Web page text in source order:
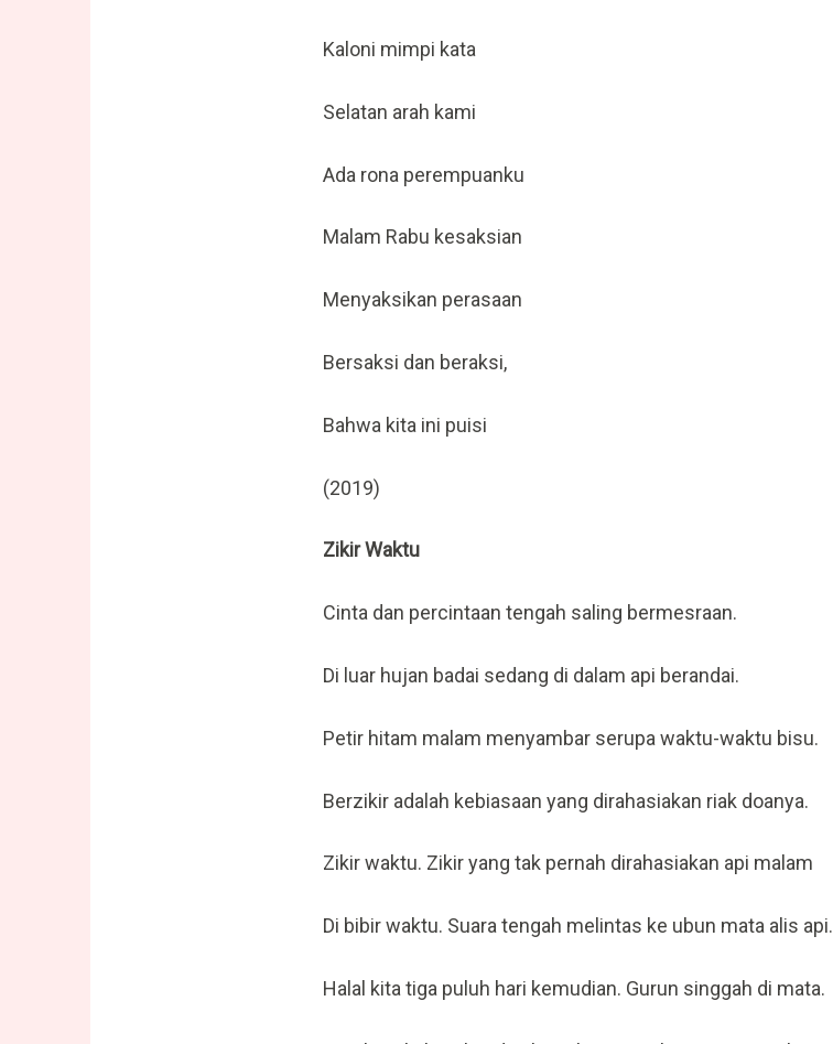
Kaloni mimpi kata
Selatan arah kami
Ada rona perempuanku
Malam Rabu kesaksian
Menyaksikan perasaan
Bersaksi dan beraksi,
Bahwa kita ini puisi
(2019)
Zikir Waktu
Cinta dan percintaan tengah saling bermesraan.
Di luar hujan badai sedang di dalam api berandai.
Petir hitam malam menyambar serupa waktu-waktu bisu.
Berzikir adalah kebiasaan yang dirahasiakan riak doanya.
Zikir waktu. Zikir yang tak pernah dirahasiakan api malam
Di bibir waktu. Suara tengah melintas ke ubun mata alis api.
Halal kita tiga puluh hari kemudian. Gurun singgah di mata.